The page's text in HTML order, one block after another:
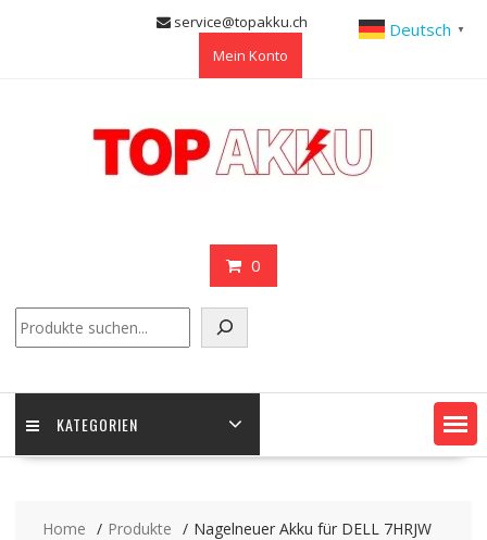
service@topakku.ch
Mein Konto
0
KATEGORIEN
Home Produkte Nagelneuer Akku für DELL 7HRJW
Deutsch ▼